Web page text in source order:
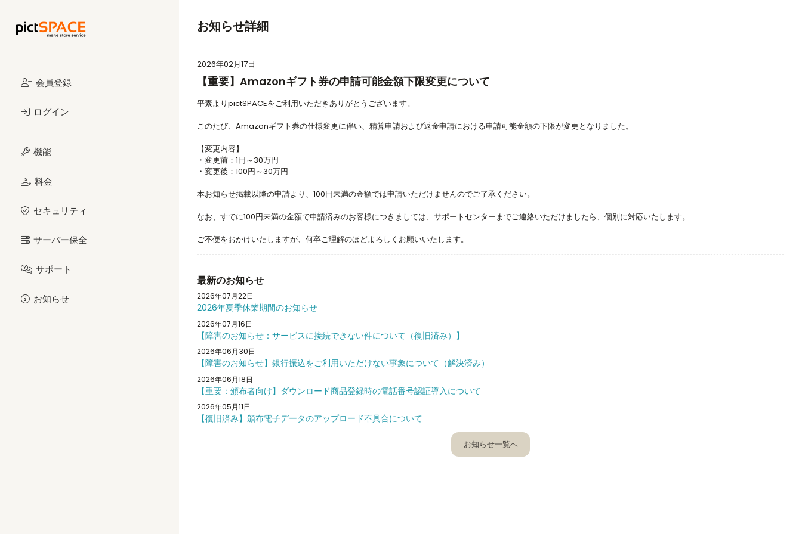
会員登録
ログイン
機能
料金
セキュリティ
サーバー保全
サポート
お知らせ
お知らせ詳細
2026年02月17日
【重要】Amazonギフト券の申請可能金額下限変更について
平素よりpictSPACEをご利用いただきありがとうございます。
このたび、Amazonギフト券の仕様変更に伴い、精算申請および返金申請における申請可能金額の下限が変更となりました。
【変更内容】
・変更前：1円～30万円
・変更後：100円～30万円
本お知らせ掲載以降の申請より、100円未満の金額では申請いただけませんのでご了承ください。
なお、すでに100円未満の金額で申請済みのお客様につきましては、サポートセンターまでご連絡いただけましたら、個別に対応いたします。
ご不便をおかけいたしますが、何卒ご理解のほどよろしくお願いいたします。
最新のお知らせ
2026年07月22日
2026年夏季休業期間のお知らせ
2026年07月16日
【障害のお知らせ：サービスに接続できない件について（復旧済み）】
2026年06月30日
【障害のお知らせ】銀行振込をご利用いただけない事象について（解決済み）
2026年06月18日
【重要：頒布者向け】ダウンロード商品登録時の電話番号認証導入について
2026年05月11日
【復旧済み】頒布電子データのアップロード不具合について
お知らせ一覧へ